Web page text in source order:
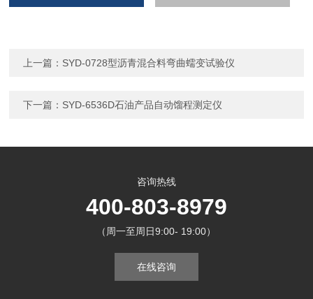
上一篇： SYD-0728型沥青混合料弯曲蠕变试验仪
下一篇： SYD-6536D石油产品自动馏程测定仪
咨询热线
400-803-8979
（周一至周日9:00- 19:00）
在线咨询